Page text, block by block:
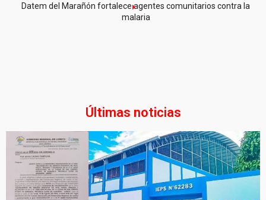
Datem del Marañón fortalece agentes comunitarios contra la
malaria
Últimas noticias